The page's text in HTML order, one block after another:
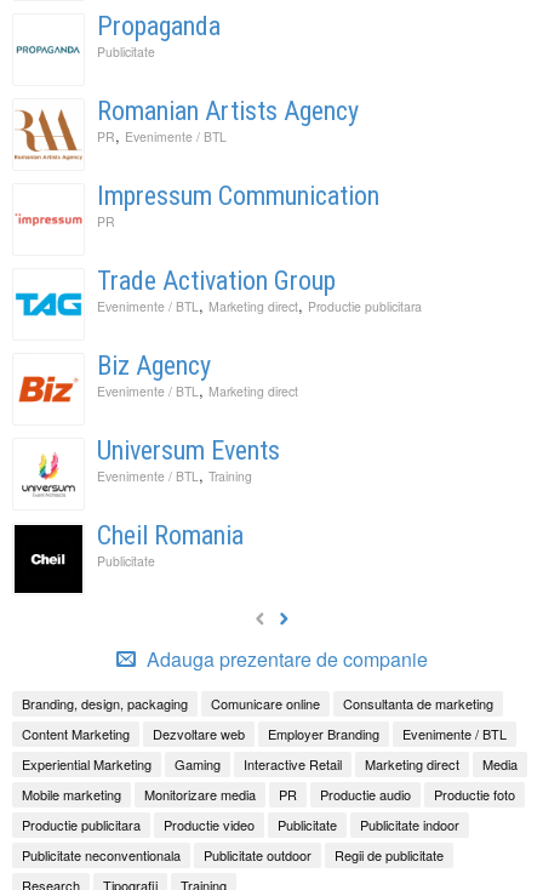
Propaganda
Publicitate
Romanian Artists Agency
PR, Evenimente / BTL
Impressum Communication
PR
Trade Activation Group
Evenimente / BTL , Marketing direct, Productie publicitara
Biz Agency
Evenimente / BTL , Marketing direct
Universum Events
Evenimente / BTL , Training
Cheil Romania
Publicitate
Adauga prezentare de companie
Branding, design, packaging Comunicare online
Consultanta de marketing
Content Marketing
Dezvoltare web Employer Branding
Evenimente / BTL
Experiential Marketing
Gaming Interactive Retail Marketing direct
Media
Mobile marketing
Monitorizare media PR Productie audio
Productie foto
Productie publicitara
Productie video Publicitate
Publicitate indoor
Publicitate neconventionala
Publicitate outdoor
Regii de publicitate
Research
Tipografii Training